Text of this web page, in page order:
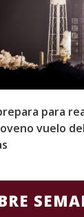
para
vuelo